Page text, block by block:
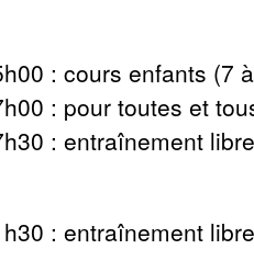
: cours enfants (7
: pour toutes et
: entraînement
: entraînement